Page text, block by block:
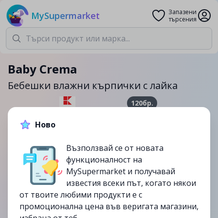
MySupermarket
Запазени
търсения
Baby Crema
Бебешки влажни кърпички с лайка
120бр.
2.39лв.3.35лв.
-29%
14/03
Ново
Възползвай се от новата
функционалност на
MySupermarket и получавай
известия всеки път, когато някои
от твоите любими продукти е с
промоционална цена във веригата магазини,